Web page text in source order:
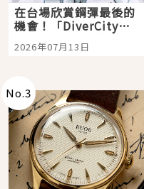
在台場欣賞鋼彈最後的
機會！「DiverCity
Tokyo Plaza」搭船、
購物、美食及夜景，一
2026年07月13日
No.3